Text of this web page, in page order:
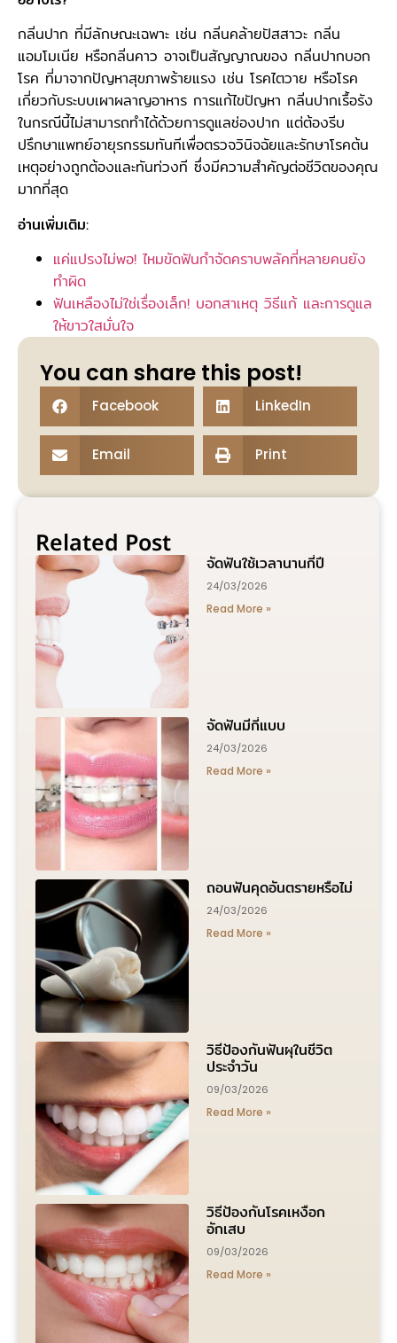
กลิ่นปาก ที่มีลักษณะเฉพาะ เช่น กลิ่นคล้ายปัสสาวะ กลิ่น
แอมโมเนีย หรือกลิ่นคาว อาจเป็นสัญญาณของ กลิ่นปากบอก
โรค ที่มาจากปัญหาสุขภาพร้ายแรง เช่น โรคไตวาย หรือโรค
เกี่ยวกับระบบเผาผลาญอาหาร การแก้ไขปัญหา กลิ่นปากเรื้อรัง
ในกรณีนี้ไม่สามารถทำได้ด้วยการดูแลช่องปาก แต่ต้องรีบ
ปรึกษาแพทย์อายุรกรรมทันทีเพื่อตรวจวินิจฉัยและรักษาโรคต้น
เหตุอย่างถูกต้องและทันท่วงที ซึ่งมีความสำคัญต่อชีวิตของคุณ
มากที่สุด
อ่านเพิ่มเติม:
แค่แปรงไม่พอ! ไหมขัดฟันกำจัดคราบพลัคที่หลายคนยัง
ทำผิด
ฟันเหลืองไม่ใช่เรื่องเล็ก! บอกสาเหตุ วิธีแก้ และการดูแล
ให้ขาวใสมั่นใจ
You can share this post!
Facebook LinkedIn
Email Print
Related Post
จัดฟันใช้เวลานานกี่ปี
24/03/2026
Read More »
จัดฟันมีกี่แบบ
24/03/2026
Read More »
ถอนฟันคุดอันตรายหรือไม่
24/03/2026
Read More »
วิธีป้องกันฟันผุในชีวิต
ประจำวัน
09/03/2026
Read More »
วิธีป้องกันโรคเหงือก
อักเสบ
09/03/2026
Read More »